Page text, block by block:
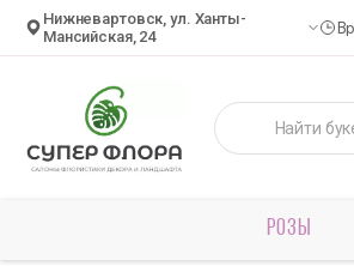
Нижневартовск, ул. Ханты-
Мансийская, 24
РОЗЫ